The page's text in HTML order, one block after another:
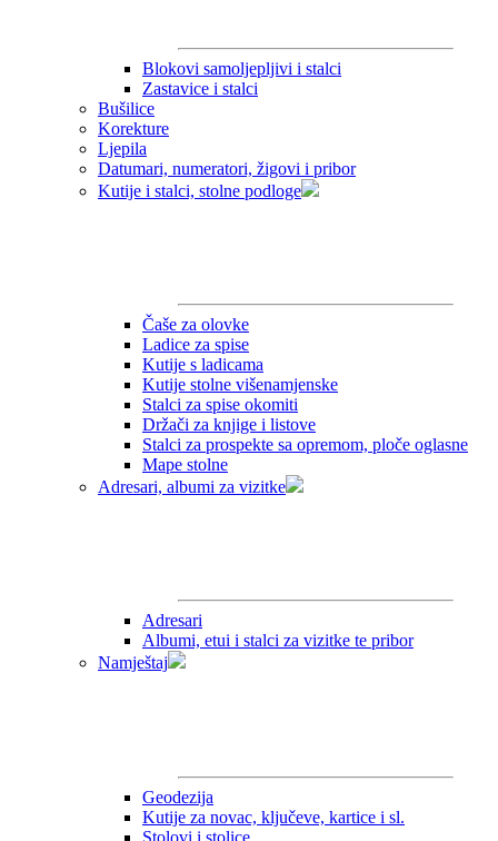
Blokovi samoljepljivi i stalci
Zastavice i stalci
Bušilice
Korekture
Ljepila
Datumari, numeratori, žigovi i pribor
Kutije i stalci, stolne podloge
Čaše za olovke
Ladice za spise
Kutije s ladicama
Kutije stolne višenamjenske
Stalci za spise okomiti
Držači za knjige i listove
Stalci za prospekte sa opremom, ploče oglasne
Mape stolne
Adresari, albumi za vizitke
Adresari
Albumi, etui i stalci za vizitke te pribor
Namještaj
Geodezija
Kutije za novac, ključeve, kartice i sl.
Stolovi i stolice